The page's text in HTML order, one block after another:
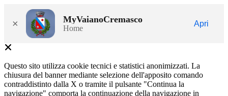
× MyVaianoCremasco
Home
Apri
Questo sito utilizza cookie tecnici e statistici anonimizzati. La
chiusura del banner mediante selezione dell'apposito comando
contraddistinto dalla X o tramite il pulsante "Continua la
navigazione" comporta la continuazione della navigazione in